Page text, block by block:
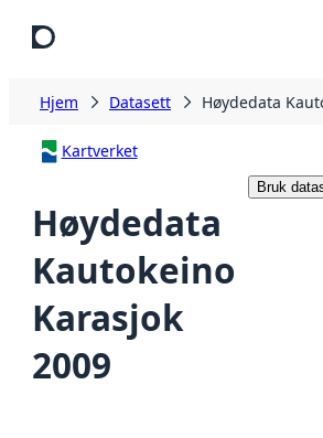
Hjem Datasett Høydedata
Kartverket
Høydedata
Kautokeino
Karasjok
2009
Bruk